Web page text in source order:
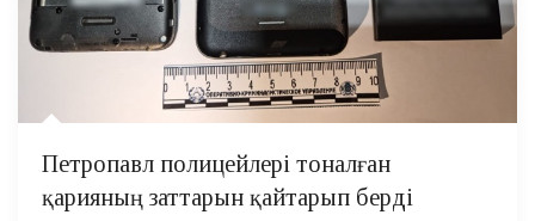
Петропавл полицейлері тоналған
қарияның заттарын қайтарып берді